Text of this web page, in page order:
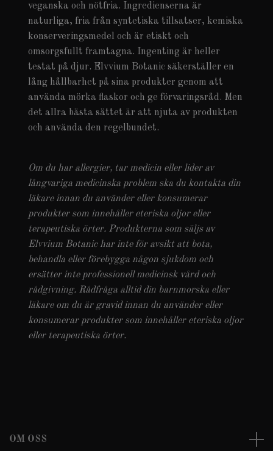
veganska och nötfria. Ingredienserna är
naturliga, fria från syntetiska tillsatser, kemiska
konserveringsmedel och är etiskt och
omsorgsfullt framtagna. Ingenting är heller
testat på djur. Elvvium Botanic säkerställer en
lång hållbarhet på sina produkter genom att
använda mörka flaskor och ge förvaringsråd. Men
det allra bästa sättet är att njuta av produkten
och använda den regelbundet.
Om du har allergier, tar medicin eller lider av
långvariga medicinska problem ska du kontakta din
läkare innan du använder eller konsumerar
produkter som innehåller eteriska oljor eller
terapeutiska örter. Produkterna som säljs av
Elvvium Botanic har inte för avsikt att bota,
behandla eller förebygga någon sjukdom och
ersätter inte professionell medicinsk vård och
rådgivning. Rådfråga alltid din barnmorska eller
läkare om du är gravid innan du använder eller
konsumerar produkter som innehåller eteriska oljor
eller terapeutiska örter.
OM OSS